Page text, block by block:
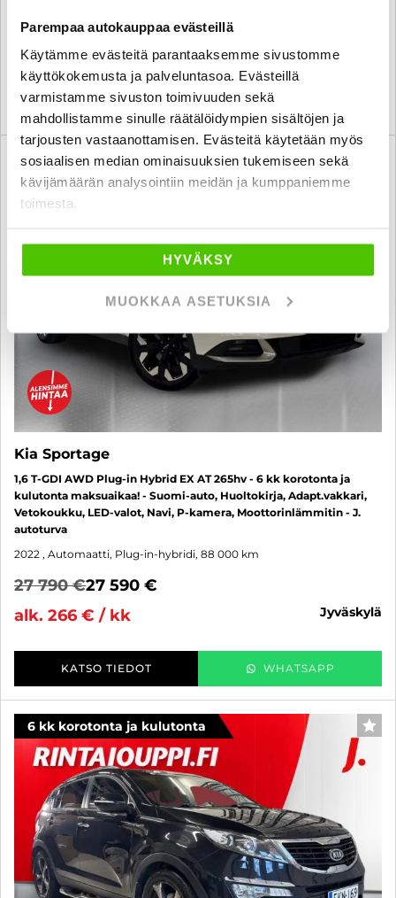
Parempaa autokauppaa evästeillä
Käytämme evästeitä parantaaksemme sivustomme
käyttökokemusta ja palveluntasoa. Evästeillä
varmistamme sivuston toimivuuden sekä
mahdollistamme sinulle räätälöidympien sisältöjen ja
tarjousten vastaanottamisen. Evästeitä käytetään myös
sosiaalisen median ominaisuuksien tukemiseen sekä
kävijämäärän analysointiin meidän ja kumppaniemme
toimesta.
HYVÄKSY
MUOKKAA ASETUKSIA
11 980 €10 380 €
alk. 131 € / kk
KATSO TIEDOT WHATSAPP
6 kk korotonta ja kulutonta
Kia Sportage
1,6 T-GDI AWD Plug-in Hybrid EX AT 265hv - 6 kk korotonta ja
kulutonta maksuaikaa! - Suomi-auto, Huoltokirja, Adapt.vakkari,
Vetokoukku, LED-valot, Navi, P-kamera, Moottorinlämmitin - J.
autoturva
2022 , Automaatti, Plug-in-hybridi, 88 000 km
27 790 €27 590 €
alk. 266 € / kk
jyväskylä
KATSO TIEDOT WHATSAPP
6 kk korotonta ja kulutonta